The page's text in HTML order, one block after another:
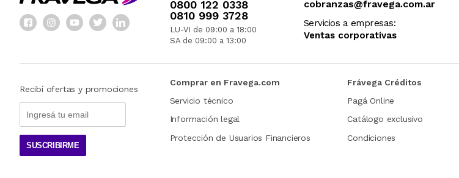
0800 122 0338
0810 999 3728
LU-VI de 09:00 a 18:00
SA de 09:00 a 13:00
cobranzas@fravega.com.ar
Servicios a empresas:
Ventas corporativas
Recibí ofertas y promociones
SUSCRIBIRME
Comprar en Fravega.com
Servicio técnico
Información legal
Protección de Usuarios Financieros
Frávega Créditos
Pagá Online
Catálogo exclusivo
Condiciones